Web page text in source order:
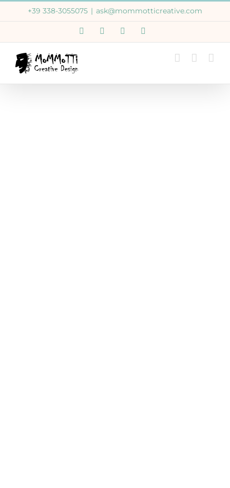
al
+39 338-3055075 | ask@mommotticreative.com
Email WhatsAppFacebook